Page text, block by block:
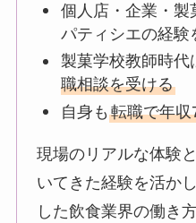
個人店・企業・製
パティシエの経験
製菓学校教師時代
職相談を受ける
自身も転職で年
現場のリアルな体験
いてきた経験を活か
した飲食業界の働き